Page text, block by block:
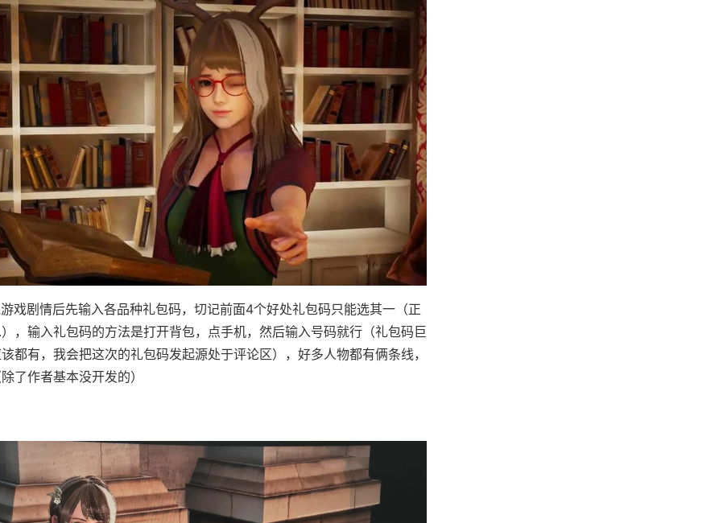
戏剧情后先输入各品种礼包码，切记前面4个好处礼包码只能选其一（正
，输入礼包码的方法是打开背包，点手机，然后输入号码就行（礼包码巨
都有，我会把这次的礼包码发起源处于评论区），好多人物都有俩条线，
了作者基本没开发的）